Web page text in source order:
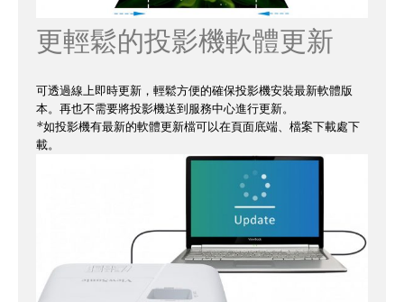
更輕鬆的投影機軟體更新
可透過線上即時更新，輕鬆方便的確保投影機安裝最新軟體版
本。再也不需要將投影機送到服務中心進行更新。
*如投影機有最新的軟體更新檔可以在頁面底端、檔案下載處下
載。